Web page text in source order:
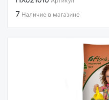
7 Наличие в магазине